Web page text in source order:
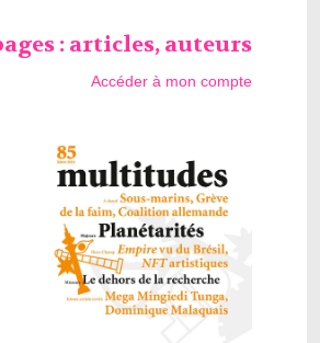
: articles, auteurs
Accéder à mon compte